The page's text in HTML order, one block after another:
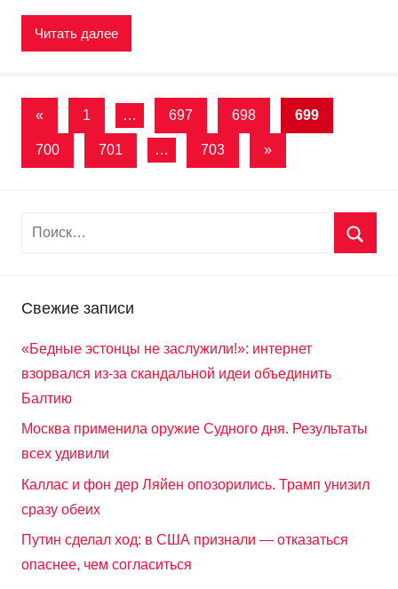
Читать далее
Пагинация
записей
« Предыдущие
1 … 697 698 699
700 701 … 703
Следующие
»
Свежие записи
«Бедные эстонцы не заслужили!»: интернет
взорвался из-за скандальной идеи объединить
Балтию
Москва применила оружие Судного дня. Результаты
всех удивили
Каллас и фон дер Ляйен опозорились. Трамп унизил
сразу обеих
Путин сделал ход: в США признали — отказаться
опаснее, чем согласиться